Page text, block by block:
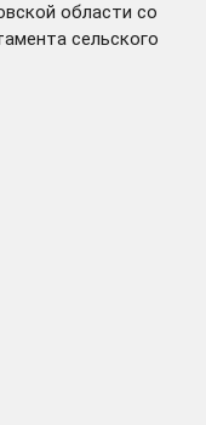
области со
сельского